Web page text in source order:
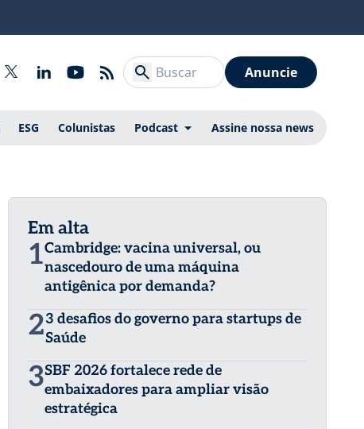
Anuncie
ESG Colunistas Podcast Assine nossa news
Em alta
1Cambridge: vacina universal, ou
nascedouro de uma máquina
antigênica por demanda?
23 desafios do governo para startups de
Saúde
3SBF 2026 fortalece rede de
embaixadores para ampliar visão
estratégica